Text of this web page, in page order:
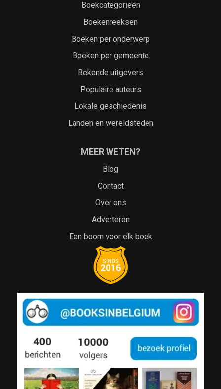
Boekcategorieën
Boekenreeksen
Boeken per onderwerp
Boeken per gemeente
Bekende uitgevers
Populaire auteurs
Lokale geschiedenis
Landen en wereldsteden
MEER WETEN?
Blog
Contact
Over ons
Adverteren
Een boom voor elk boek